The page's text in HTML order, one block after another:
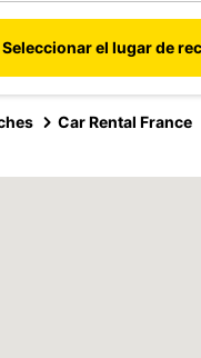
Seleccionar el lugar de
Car Rental France